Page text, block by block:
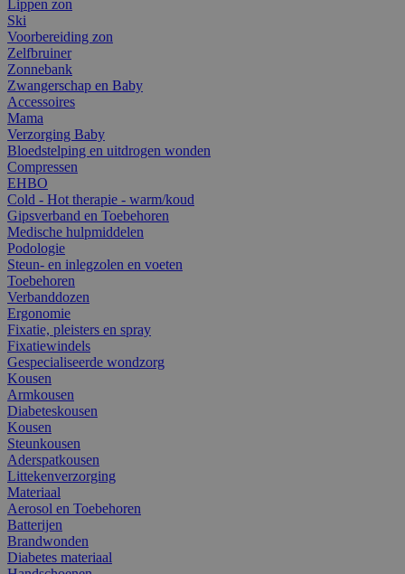
Lippen zon
Ski
Voorbereiding zon
Zelfbruiner
Zonnebank
Zwangerschap en Baby
Accessoires
Mama
Verzorging Baby
Bloedstelping en uitdrogen wonden
Compressen
EHBO
Cold - Hot therapie - warm/koud
Gipsverband en Toebehoren
Medische hulpmiddelen
Podologie
Steun- en inlegzolen en voeten
Toebehoren
Verbanddozen
Ergonomie
Fixatie, pleisters en spray
Fixatiewindels
Gespecialiseerde wondzorg
Kousen
Armkousen
Diabeteskousen
Kousen
Steunkousen
Aderspatkousen
Littekenverzorging
Materiaal
Aerosol en Toebehoren
Batterijen
Brandwonden
Diabetes materiaal